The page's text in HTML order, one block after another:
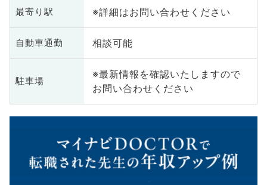
最寄り駅 ※詳細はお問い合わせください
自動車通勤 相談可能
駐車場
※最新情報を確認いたしますので
お問い合わせください